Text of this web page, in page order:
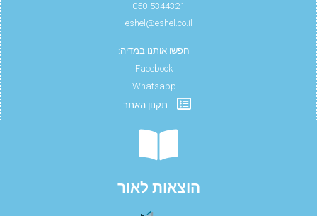
050-5344321
eshel@eshel.co.il
חפשו אותנו במדיה:
Facebook
Whatsapp
תקנון האתר
הוצאות לאור